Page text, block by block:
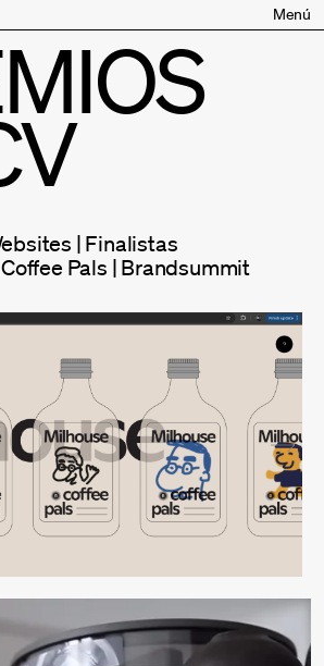
Menú
| Finalistas
Pals | Brandsummit